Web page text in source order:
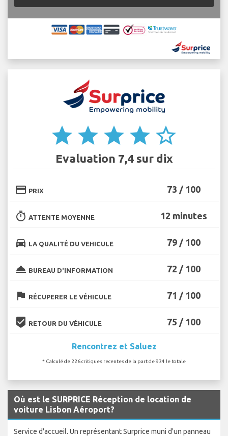
star star star star star_border
Evaluation 7,4 sur dix
credit_card PRIX 73 / 100
timer ATTENTE MOYENNE 12 minutes
directions_car LA QUALITÉ DU VEHICULE 79 / 100
room_service BUREAU D'INFORMATION 72 / 100
flag RÉCUPERER LE VÉHICULE 71 / 100
beenhere RETOUR DU VÉHICULE 75 / 100
Rencontrez et Saluez
* Calculé de 226 critiques recentes de la part de 934 le totale
Où est le SURPRICE Réception de location de
voiture Lisbon Aéroport?
Service d'accueil. Un représentant Surprice muni d'un panneau